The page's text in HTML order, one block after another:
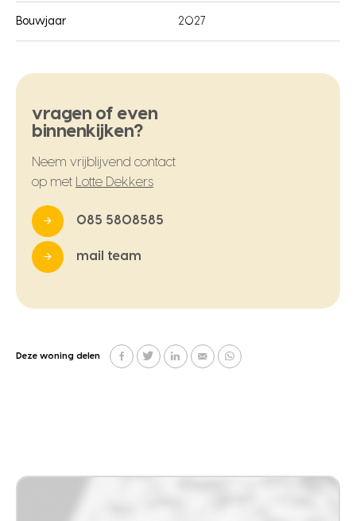
Bouwjaar 2027
vragen of even
binnenkijken?
Neem vrijblijvend contact
op met
Lotte Dekkers
085 5808585
mail team
Deze woning delen